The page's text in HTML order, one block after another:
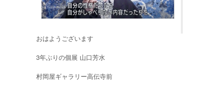
おはようございます
3年ぶりの個展 山口芳水
村岡屋ギャラリー高伝寺前